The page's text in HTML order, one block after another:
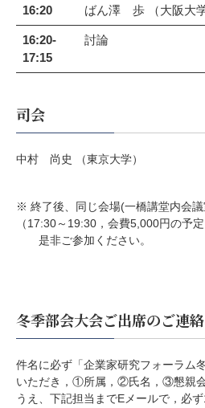
16:20
ばん澤 歩 （大阪大学
16:20-
17:15
討論
司会
中村 尚史 （東京大学）
※ 終了後、同じ会場(一橋講堂内会
（17:30～19:30，会費5,000円の予定
是非ご参加ください。
冬季部会大会ご出席のご連
件名に必ず「企業家研究フォーラム
いただき，①所属，②氏名，③懇親
うえ、下記担当までEメールで，必